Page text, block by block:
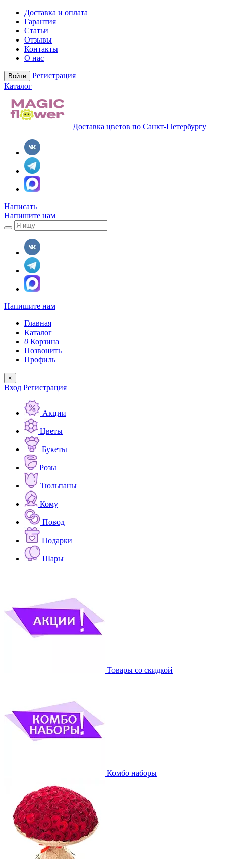
Доставка и оплата
Гарантия
Статьи
Отзывы
Контакты
О нас
Войти
Регистрация
Каталог
Доставка цветов по Санкт-Петербургу
Написать
Напишите нам
Напишите нам
Главная
Каталог
0 Корзина
Позвонить
Профиль
×
Вход Регистрация
Акции
Цветы
Букеты
Розы
Тюльпаны
Кому
Повод
Подарки
Шары
Товары со скидкой
Комбо наборы